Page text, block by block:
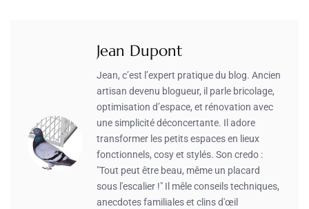
Jean Dupont
Jean, c’est l’expert pratique du blog. Ancien
artisan devenu blogueur, il parle bricolage,
optimisation d’espace, et rénovation avec
une simplicité déconcertante. Il adore
transformer les petits espaces en lieux
fonctionnels, cosy et stylés. Son credo :
"Tout peut être beau, même un placard
sous l'escalier !" Il mêle conseils techniques,
anecdotes familiales et clins d'œil